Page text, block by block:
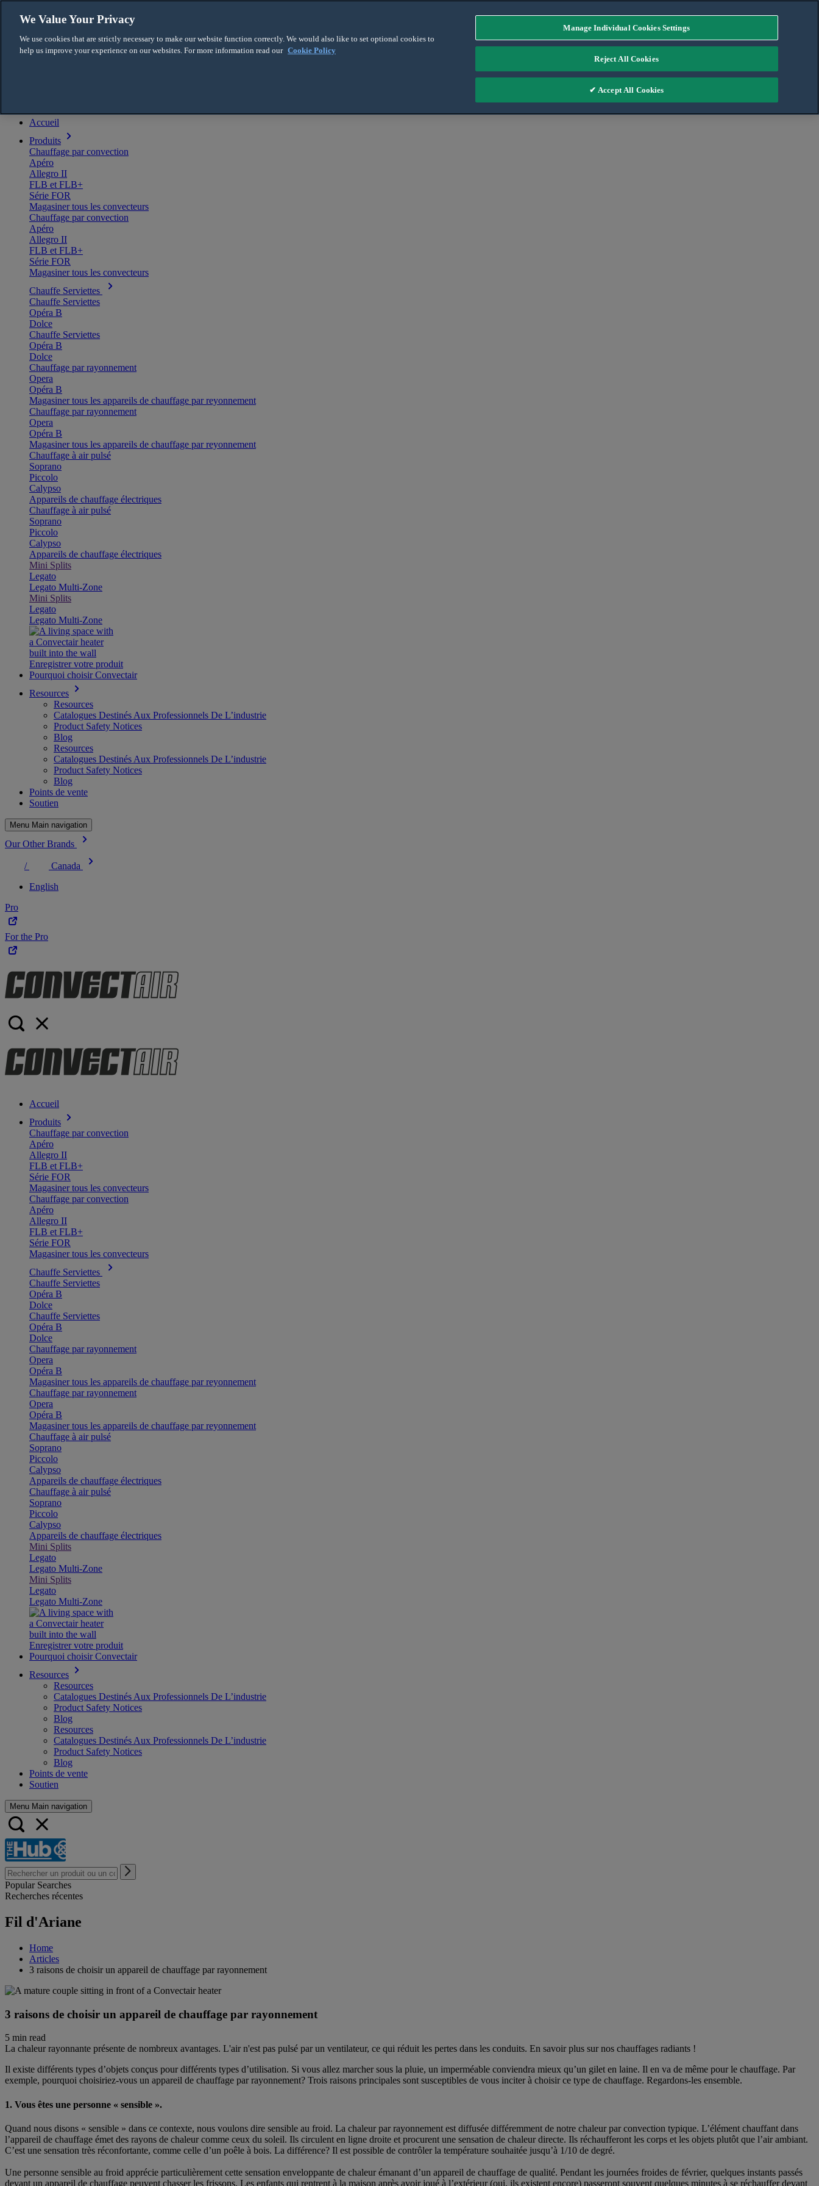
Français
English
Accueil
Produits
Chauffage par convection
Apéro
Allegro II
FLB et FLB+
Série FOR
Magasiner tous les convecteurs
Chauffage par convection
Apéro
Allegro II
FLB et FLB+
Série FOR
Magasiner tous les convecteurs
Chauffe Serviettes
Chauffe Serviettes
Opéra B
Dolce
Chauffe Serviettes
Opéra B
Dolce
Chauffage par rayonnement
Opera
Opéra B
Magasiner tous les appareils de chauffage par reyonnement
Chauffage par rayonnement
Opera
Opéra B
Magasiner tous les appareils de chauffage par reyonnement
Chauffage à air pulsé
Soprano
Piccolo
Calypso
Appareils de chauffage électriques
Chauffage à air pulsé
Soprano
Piccolo
Calypso
Appareils de chauffage électriques
Mini Splits
Legato
Legato Multi-Zone
Mini Splits
Legato
Legato Multi-Zone
Enregistrer votre produit
Pourquoi choisir Convectair
Resources
Resources
Catalogues Destinés Aux Professionnels De L’industrie
Product Safety Notices
Blog
Resources
Catalogues Destinés Aux Professionnels De L’industrie
Product Safety Notices
Blog
Points de vente
Soutien
Menu Main navigation
Our Other Brands
/
Canada
English
Pro
For the Pro
Accueil
Produits
Chauffage par convection
Apéro
Allegro II
FLB et FLB+
Série FOR
Magasiner tous les convecteurs
Chauffage par convection
Apéro
Allegro II
FLB et FLB+
Série FOR
Magasiner tous les convecteurs
Chauffe Serviettes
Chauffe Serviettes
Opéra B
Dolce
Chauffe Serviettes
Opéra B
Dolce
Chauffage par rayonnement
Opera
Opéra B
Magasiner tous les appareils de chauffage par reyonnement
Chauffage par rayonnement
Opera
Opéra B
Magasiner tous les appareils de chauffage par reyonnement
Chauffage à air pulsé
Soprano
Piccolo
Calypso
Appareils de chauffage électriques
Chauffage à air pulsé
Soprano
Piccolo
Calypso
Appareils de chauffage électriques
Mini Splits
Legato
Legato Multi-Zone
Mini Splits
Legato
Legato Multi-Zone
Enregistrer votre produit
Pourquoi choisir Convectair
Resources
Resources
Catalogues Destinés Aux Professionnels De L’industrie
Product Safety Notices
Blog
Resources
Catalogues Destinés Aux Professionnels De L’industrie
Product Safety Notices
Blog
Points de vente
Soutien
Menu Main navigation
Popular Searches
Recherches récentes
Fil d'Ariane
Home
Articles
3 raisons de choisir un appareil de chauffage par rayonnement
3 raisons de choisir un appareil de chauffage par rayonnement
5 min read
La chaleur rayonnante présente de nombreux avantages. L'air n'est pas pulsé par un ventilateur, ce qui réduit les pertes dans les conduits. En savoir plus sur nos chauffages radiants !
Il existe différents types d’objets conçus pour différents types d’utilisation. Si vous allez marcher sous la pluie, un imperméable conviendra mieux qu’un gilet en laine. Il en va de même pour le chauffage. Par
exemple, pourquoi choisiriez-vous un appareil de chauffage par rayonnement? Trois raisons principales sont susceptibles de vous inciter à choisir ce type de chauffage. Regardons-les ensemble.
1. Vous êtes une personne « sensible ».
Quand nous disons « sensible » dans ce contexte, nous voulons dire sensible au froid. La chaleur par rayonnement est diffusée différemment de notre chaleur par convection typique. L’élément chauffant dans
l’appareil de chauffage émet des rayons de chaleur comme ceux du soleil. Ils circulent en ligne droite et procurent une sensation de chaleur directe. Ils réchaufferont les corps et les objets plutôt que l’air ambiant.
C’est une sensation très réconfortante, comme celle d’un poêle à bois. La différence? Il est possible de contrôler la température souhaitée jusqu’à 1/10 de degré.
Une personne sensible au froid apprécie particulièrement cette sensation enveloppante de chaleur émanant d’un appareil de chauffage de qualité. Pendant les journées froides de février, quelques instants passés
devant un appareil de chauffage peuvent chasser les frissons. Les enfants qui rentrent à la maison après avoir joué à l’extérieur (oui, ils existent encore) passeront souvent quelques minutes à se réchauffer devant
We Value Your Privacy
We use cookies that are strictly necessary to make our website function correctly. We would also like to set optional cookies to
help us improve your experience on our websites. For more information read our Cookie Policy
Manage Individual Cookies Settings
Reject All Cookies
✔ Accept All Cookies